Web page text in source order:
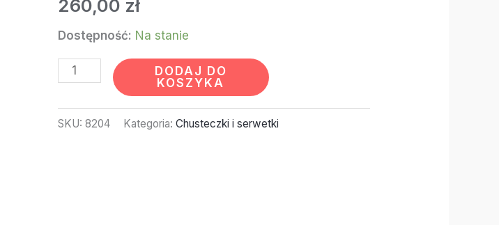
260,00 zł
Dostępność: Na stanie
DODAJ DO
KOSZYKA
SKU: 8204 Kategoria: Chusteczki i serwetki